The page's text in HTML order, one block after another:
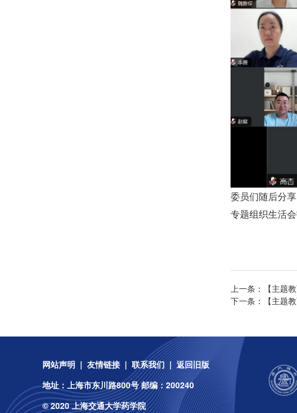
委员们随后分
专题组织生活会
上一条：【主题
下一条：【主题
网站声明 | 友情链接 | 联系我们 | 返回旧版
地址：上海市东川路800号 邮编：200240
© 2020 上海交通大学药学院